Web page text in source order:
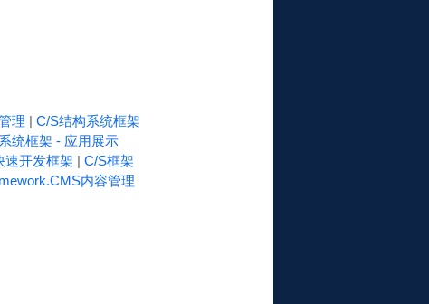
理 | C/S结构系统框架
统框架 - 应用展示
速开发框架 | C/S框架
内容管理